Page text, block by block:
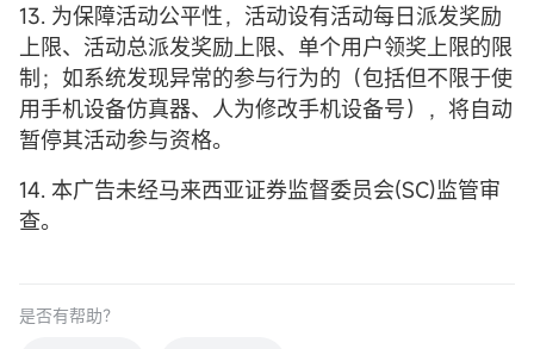
13. 为保障活动公平性，活动设有活动每日派发奖励
上限、活动总派发奖励上限、单个用户领奖上限的限
制；如系统发现异常的参与行为的（包括但不限于使
用手机设备仿真器、人为修改手机设备号），将自动
暂停其活动参与资格。
14. 本广告未经马来西亚证券监督委员会(SC)监管审
查。
是否有帮助？